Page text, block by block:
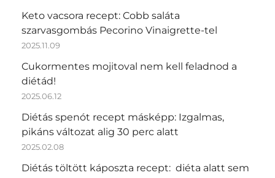
Keto vacsora recept: Cobb saláta
szarvasgombás Pecorino Vinaigrette-tel
2025.11.09
Cukormentes mojitoval nem kell feladnod a
diétád!
2025.06.12
Diétás spenót recept másképp: Izgalmas,
pikáns változat alig 30 perc alatt
2025.02.08
Diétás töltött káposzta recept: diéta alatt sem